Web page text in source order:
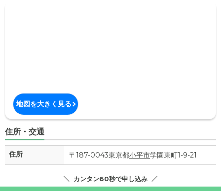
地図を大きく見る
住所・交通
住所 〒187-0043東京都小平市学園東町1-9-21
カンタン60秒で申し込み